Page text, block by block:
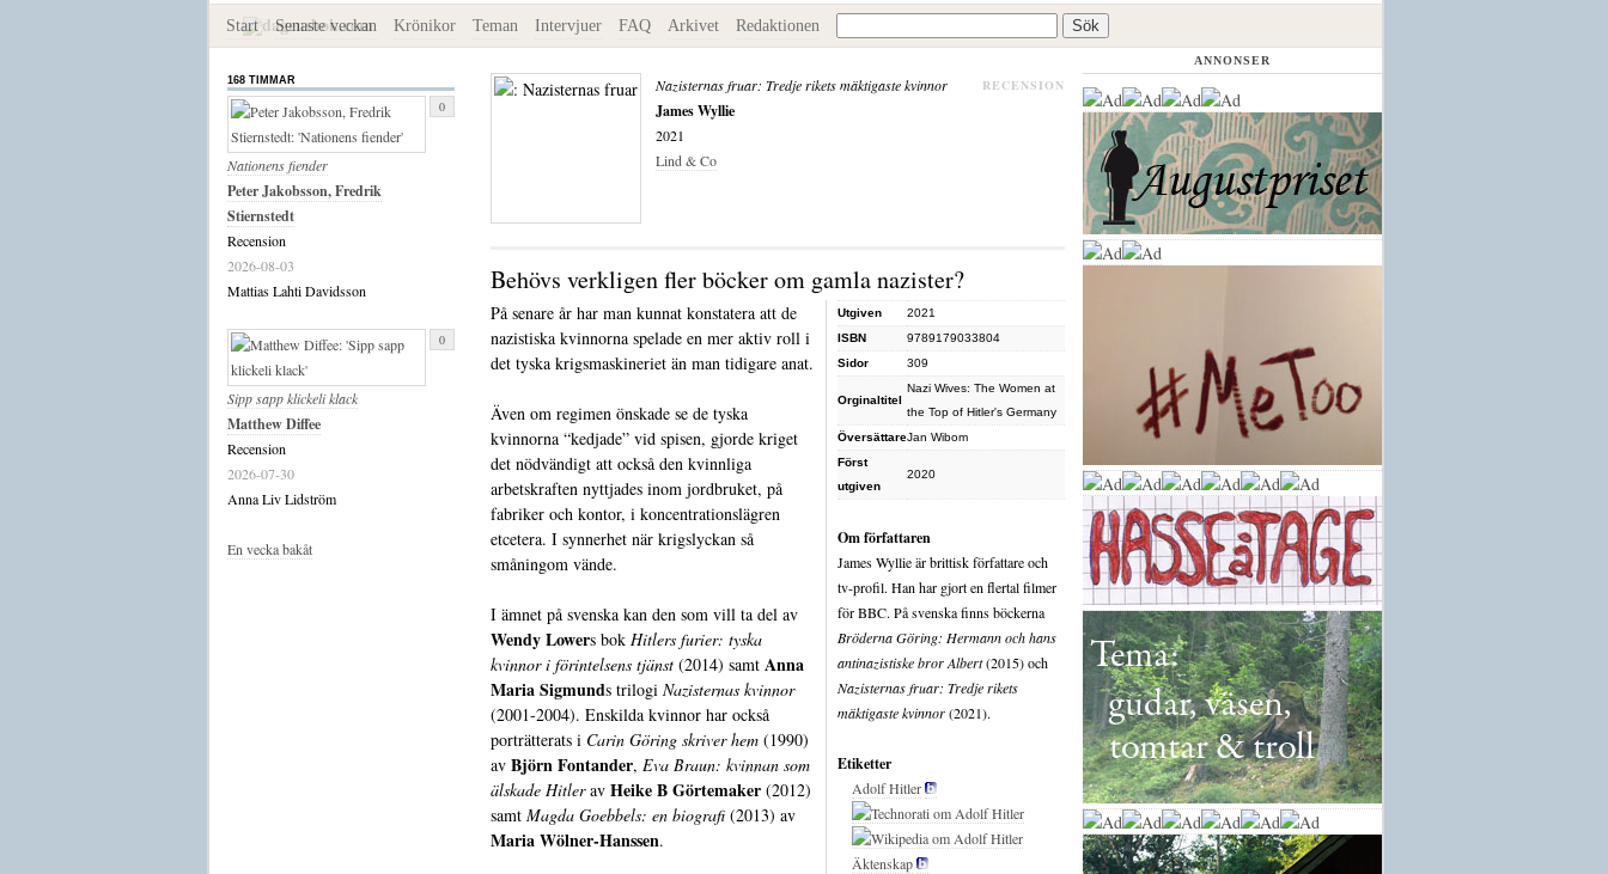
Start Senaste veckan Krönikor Teman Intervjuer FAQ Arkivet Redaktionen
RECENSION
Nazisternas fruar: Tredje rikets mäktigaste kvinnor
James Wyllie
2021
Lind & Co
Behövs verkligen fler böcker om gamla nazister?
Utgiven
2021
ISBN
9789179033804
Sidor
309
Orginaltitel
Nazi Wives: The Women at
the Top of Hitler's Germany
ÖversättareJan Wibom
Först
utgiven
2020
Om författaren
James Wyllie är brittisk författare och
tv-profil. Han har gjort en flertal filmer
för BBC. På svenska finns böckerna
Bröderna Göring: Hermann och hans
antinazistiske bror Albert(2015) och
Nazisternas fruar: Tredje rikets
mäktigaste kvinnor(2021).
Etiketter
Adolf Hitler
Äktenskap
På senare år har man kunnat konstatera att de
nazistiska kvinnorna spelade en mer aktiv roll i
det tyska krigsmaskineriet än man tidigare anat.
Även om regimen önskade se de tyska
kvinnorna “kedjade” vid spisen, gjorde kriget
det nödvändigt att också den kvinnliga
arbetskraften nyttjades inom jordbruket, på
fabriker och kontor, i koncentrationslägren
etcetera. I synnerhet när krigslyckan så
småningom vände.
I ämnet på svenska kan den som vill ta del av
Wendy Lowers bok Hitlers furier: tyska
kvinnor i förintelsens tjänst (2014) samt Anna
Maria Sigmunds trilogi Nazisternas kvinnor
(2001-2004). Enskilda kvinnor har också
porträtterats i Carin Göring skriver hem (1990)
av Björn Fontander, Eva Braun: kvinnan som
älskade Hitlerav Heike B Görtemaker (2012)
samt Magda Goebbels: en biografi (2013) av
Maria Wölner-Hanssen.
168 TIMMAR
Nationens fiender
Peter Jakobsson, Fredrik
Stiernstedt
Recension
2026-08-03
Mattias Lahti Davidsson
0
Sipp sapp klickeli klack
Matthew Diffee
Recension
2026-07-30
Anna Liv Lidström
0
En vecka bakåt
ANNONSER